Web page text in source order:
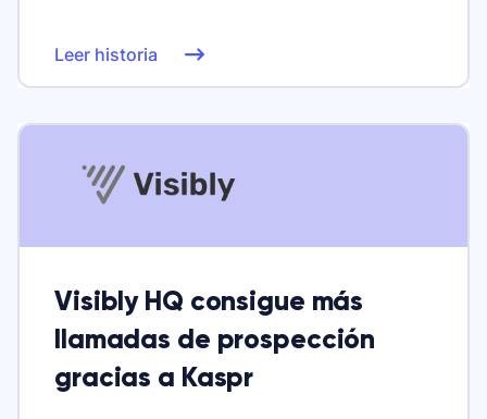
Leer historia
Visibly HQ consigue más
llamadas de prospección
gracias a Kaspr